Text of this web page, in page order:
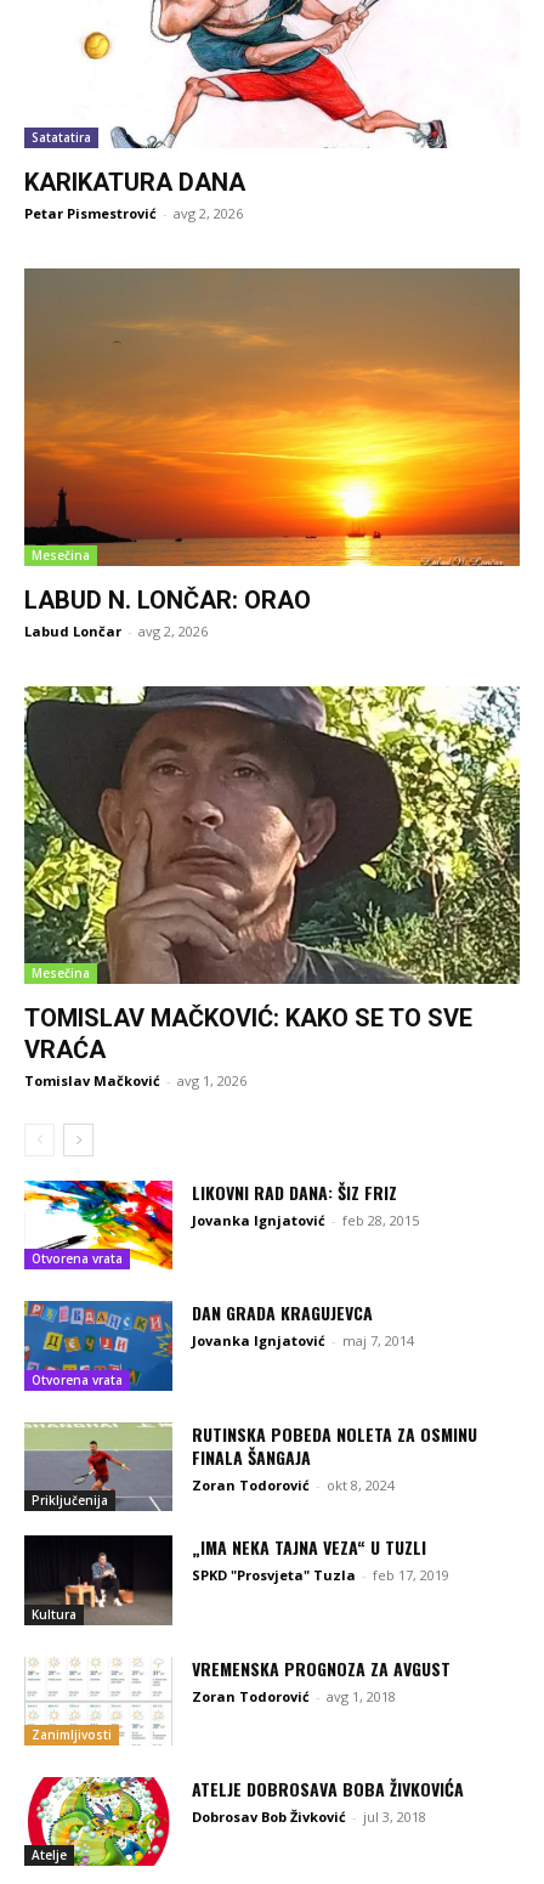
Satatatira
KARIKATURA DANA
Petar Pismestrović - avg 2, 2026
Mesečina
LABUD N. LONČAR: ORAO
Labud Lončar - avg 2, 2026
Mesečina
TOMISLAV MAČKOVIĆ: KAKO SE TO SVE
VRAĆA
Tomislav Mačković - avg 1, 2026
Otvorena vrata
LIKOVNI RAD DANA: ŠIZ FRIZ
Jovanka Ignjatović - feb 28, 2015
Otvorena vrata
DAN GRADA KRAGUJEVCA
Jovanka Ignjatović - maj 7, 2014
Priključenija
RUTINSKA POBEDA NOLETA ZA OSMINU
FINALA ŠANGAJA
Zoran Todorović - okt 8, 2024
Kultura
„IMA NEKA TAJNA VEZA“ U TUZLI
SPKD "Prosvjeta" Tuzla - feb 17, 2019
Zanimljivosti
VREMENSKA PROGNOZA ZA AVGUST
Zoran Todorović - avg 1, 2018
Atelje
ATELJE DOBROSAVA BOBA ŽIVKOVIĆA
Dobrosav Bob Živković - jul 3, 2018